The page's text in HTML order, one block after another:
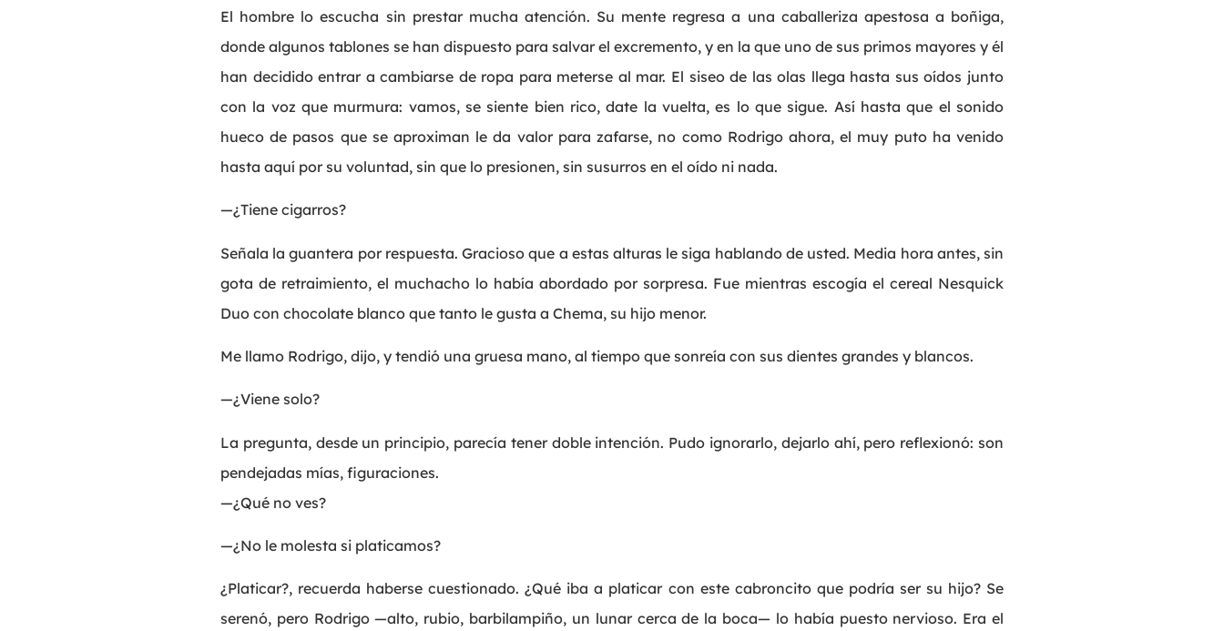
El hombre lo escucha sin prestar mucha atención. Su mente regresa a una caballeriza apestosa a boñiga,
donde algunos tablones se han dispuesto para salvar el excremento, y en la que uno de sus primos mayores y él
han decidido entrar a cambiarse de ropa para meterse al mar. El siseo de las olas llega hasta sus oídos junto
con la voz que murmura: vamos, se siente bien rico, date la vuelta, es lo que sigue. Así hasta que el sonido
hueco de pasos que se aproximan le da valor para zafarse, no como Rodrigo ahora, el muy puto ha venido
hasta aquí por su voluntad, sin que lo presionen, sin susurros en el oído ni nada.
—¿Tiene cigarros?
Señala la guantera por respuesta. Gracioso que a estas alturas le siga hablando de usted. Media hora antes, sin
gota de retraimiento, el muchacho lo había abordado por sorpresa. Fue mientras escogía el cereal Nesquick
Duo con chocolate blanco que tanto le gusta a Chema, su hijo menor.
Me llamo Rodrigo, dijo, y tendió una gruesa mano, al tiempo que sonreía con sus dientes grandes y blancos.
—¿Viene solo?
La pregunta, desde un principio, parecía tener doble intención. Pudo ignorarlo, dejarlo ahí, pero reflexionó: son
pendejadas mías, figuraciones.
—¿Qué no ves?
—¿No le molesta si platicamos?
¿Platicar?, recuerda haberse cuestionado. ¿Qué iba a platicar con este cabroncito que podría ser su hijo? Se
serenó, pero Rodrigo —alto, rubio, barbilampiño, un lunar cerca de la boca— lo había puesto nervioso. Era el